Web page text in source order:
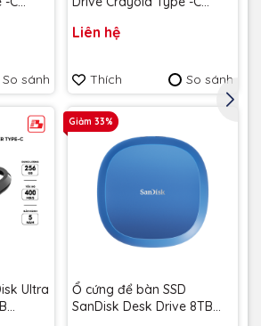
So sánh
SDCZIC-128G-G46O màu
Liên hệ
Thích So sánh
Ultra
Giảm 33%
Ổ cứng để bàn SSD
SanDisk Desk Drive 8TB